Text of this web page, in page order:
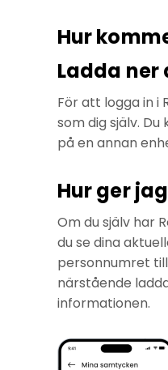
Hur
Ladda ner
För att logga in i
som dig själv.
på en annan
Hur ger
Om du själv har
du se dina
personnumret
närstående
informationen.